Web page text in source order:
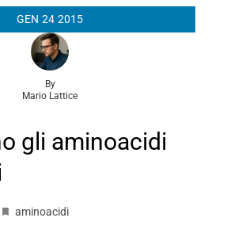
GEN 24 2015
By
Mario Lattice
gli aminoacidi
aminoacidi